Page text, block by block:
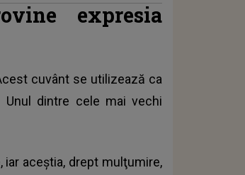
expresia
cuvânt se utilizează ca
dintre cele mai vechi
aceştia, drept mulţumire,